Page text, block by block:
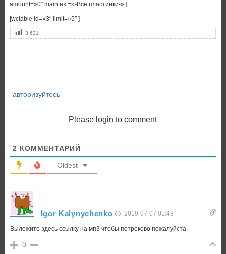
amount=»0″ maintext=»-Все пластинки-» ]
[wctable id=»3″ limit=»5″ ]
3 631
авторизуйтесь
Please login to comment
2 КОММЕНТАРИЙ
Oldest
Igor Kalynychenko 2019-07-07 01:48
Выложите здесь ссылку на мп3 чтобы потреково пожалуйста.
0